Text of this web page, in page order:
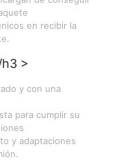
en recibir la
>
y con una
para cumplir su
y adaptaciones